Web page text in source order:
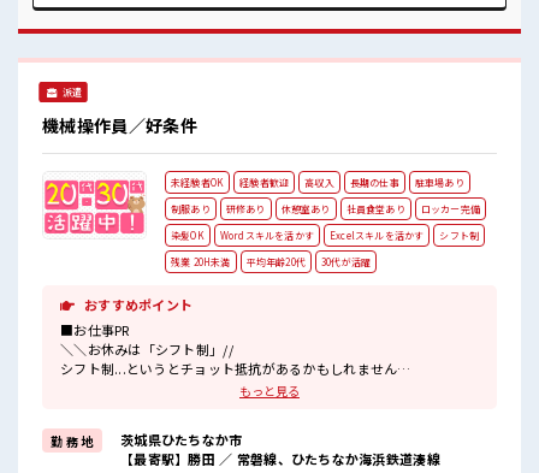
派遣
機械操作員／好条件
未経験者OK 経験者歓迎 高収入 長期の仕事
駐車場あり
制服あり
研修あり 休憩室あり 社員食堂あり
ロッカー完備
染髪OK
Wordスキルを活かす Excelスキルを活かす
シフト制
残業 20H未満
平均年齢20代 30代が活躍
おすすめポイント
■お仕事PR
＼＼お休みは「シフト制」//
シフト制...というとチョット抵抗があるかもしれません
OK
・「土日祝休み」にあたることもあり
もっと見る
勤 務 地
茨城県ひたちなか市
【最寄駅】勝田 ／ 常磐線、ひたちなか海浜鉄道湊線